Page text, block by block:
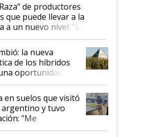
de productores
que puede llevar a la
un nuevo nivel: "Las
de crecimiento son
la nueva
de los híbridos
oportunidad en
en suelos que visitó
argentino y tuvo
"Me
mucho"